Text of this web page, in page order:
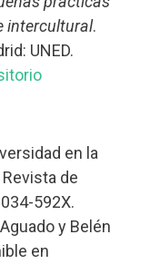
intercultural.
UNED.
en la
de
592X.
y Belén
en